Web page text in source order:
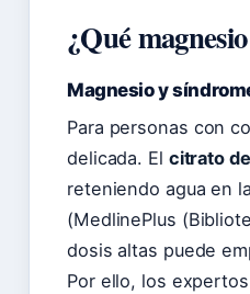
¿Qué
Magnesio y
Para personas con
delicada. El citrato
reteniendo agua en
(MedlinePlus
dosis altas puede
Por ello, los